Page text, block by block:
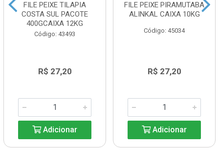
FILE PEIXE TILAPIA
COSTA SUL PACOTE
400GCAIXA 12KG
Código: 43493
R$ 27,20
Adicionar
FILE PEIXE PIRAMUTABA
ALINKAL CAIXA 10KG
Código: 45034
R$ 27,20
Adicionar